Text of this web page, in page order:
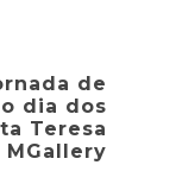
de
dia dos
Teresa
MGallery